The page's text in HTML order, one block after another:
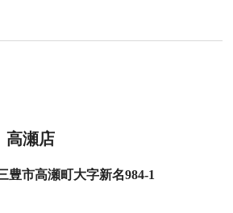
瀬店
市高瀬町大字新名984-1